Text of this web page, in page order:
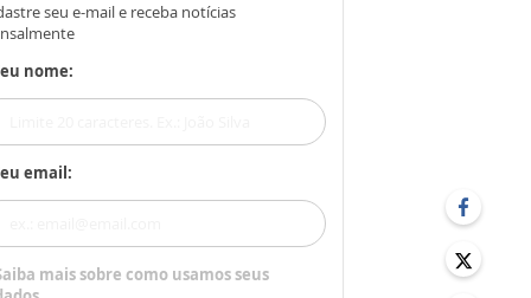
seu e-mail e receba notícias
nome:
email:
mais sobre como usamos seus